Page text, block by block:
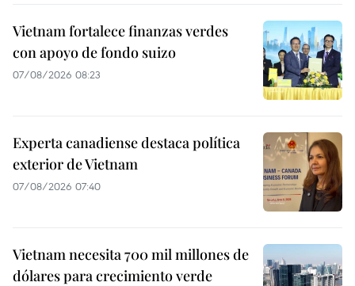
Vietnam fortalece finanzas verdes
con apoyo de fondo suizo
07/08/2026 08:23
Experta canadiense destaca política
exterior de Vietnam
07/08/2026 07:40
Vietnam necesita 700 mil millones de
dólares para crecimiento verde